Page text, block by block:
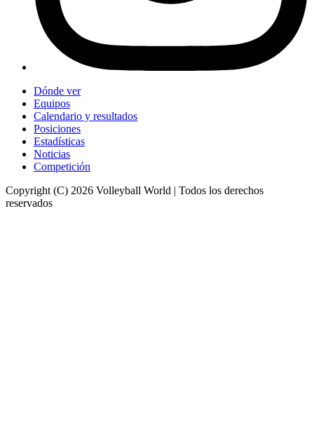
Dónde ver
Equipos
Calendario y resultados
Posiciones
Estadísticas
Noticias
Competición
Copyright (C) 2026 Volleyball World | Todos los derechos
reservados